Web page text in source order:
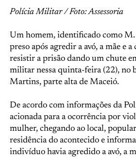
Polícia Militar / Foto: Assessoria
Um homem, identificado como M.
preso após agredir a avó, a mãe e
resistir a prisão dando um chute
militar nessa quinta-feira (22), no
Martins, parte alta de Maceió.
De acordo com informações da
acionada para a ocorrência por
mulher, chegando ao local,
residência do acontecido e
indivíduo havia agredido a avó, a